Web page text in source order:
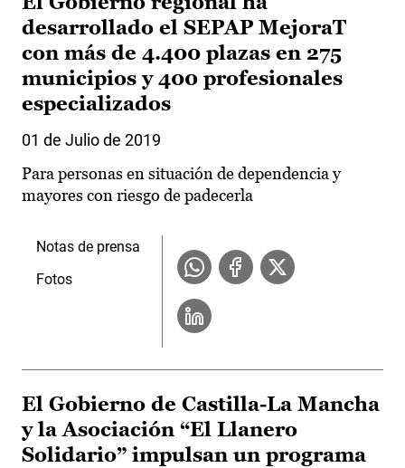
desarrollado el SEPAP MejoraT
con más de 4.400 plazas en 275
municipios y 400 profesionales
especializados
01 de Julio de 2019
Para personas en situación de dependencia y
mayores con riesgo de padecerla
Notas de prensa
Fotos
El Gobierno de Castilla-La Mancha
y la Asociación “El Llanero
Solidario” impulsan un programa